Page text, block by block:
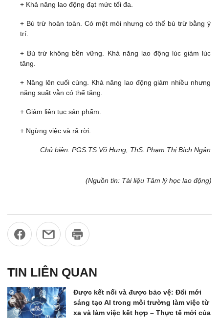
+ Khả năng lao động đạt mức tối đa.
+ Bù trừ hoàn toàn. Có mệt mỏi nhưng có thể bù trừ bằng ý
trí.
+ Bù trừ không bền vững. Khả năng lao động lúc giảm lúc
tăng.
+ Nâng lên cuối cùng. Khả năng lao động giảm nhiều nhưng
năng suất vẫn có thể tăng.
+ Giảm liên tục sản phẩm.
+ Ngừng việc và rã rời.
Chủ biên: PGS.TS Võ Hưng, ThS. Phạm Thị Bích Ngân
(Nguồn tin: Tài liệu Tâm lý học lao động)
TIN LIÊN QUAN
Được kết nối và được bảo vệ: Đổi mới
sáng tạo AI trong môi trường làm việc từ
xa và làm việc kết hợp – Thực tế mới của